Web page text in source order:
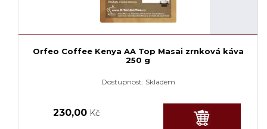
Orfeo Coffee Kenya AA Top Masai zrnková káva
250 g
Dostupnost: Skladem
230,00 Kč